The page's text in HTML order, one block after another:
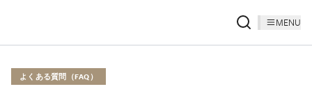
MENU
よくある質問（FAQ）